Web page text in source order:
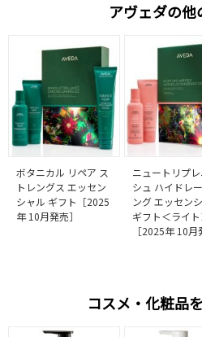
アヴェダの他
ボタニカル リペア ス
トレングス エッセン
シャル ギフト［2025
年 10月発売］
ニュートリプレ
シュ ハイドレ
ング エッセン
ギフト＜ライト
［2025年 10月
コスメ・化粧品